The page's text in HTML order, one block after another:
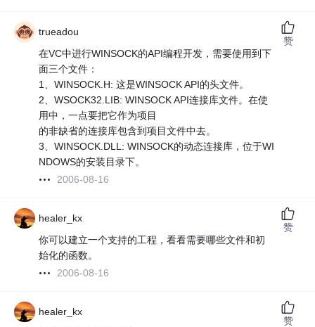
trueadou
在VC中进行WINSOCK的API编程开发，需要使用到下
面三个文件：
1、WINSOCK.H: 这是WINSOCK API的头文件。
2、WSOCK32.LIB: WINSOCK API连接库文件。在使
用中，一点要把它作为项目
的非缺省的连接库包含到项目文件中去。
3、WINSOCK.DLL: WINSOCK的动态连接库，位于WI
NDOWS的安装目录下。
2006-08-16
赞
healer_kx
你可以建立一个支持的工程，看看需要哪些文件和初
始化的函数。
2006-08-16
赞
healer_kx
赞